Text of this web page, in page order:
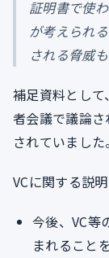
証明書で使
が考えられ
される脅威
補足資料とし
者会議で議論
されていました。
VCに関する説
今後、VC等
まれること